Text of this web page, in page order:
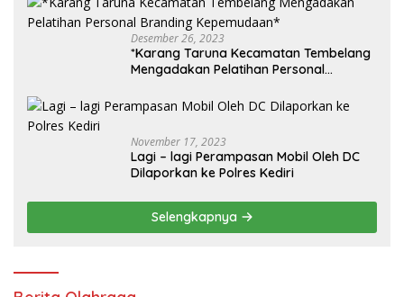
Desember 26, 2023
*Karang Taruna Kecamatan Tembelang
Mengadakan Pelatihan Personal
November 17, 2023
Lagi – lagi Perampasan Mobil Oleh DC
Dilaporkan ke Polres Kediri
Selengkapnya